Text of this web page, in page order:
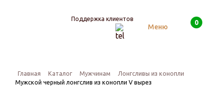
Поддержка клиентов
Меню
Поиск 0
Главная Каталог Мужчинам
Лонгсливы из конопли
Мужской черный лонгслив из конопли V вырез